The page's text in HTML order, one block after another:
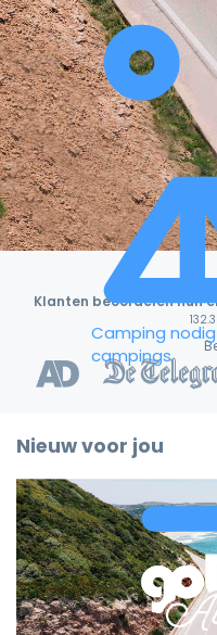
Camping
campings
Klanten beoordelen hun
Nieuw voor jou